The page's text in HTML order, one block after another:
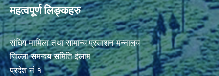
महत्वपूर्ण लिङ्कहरु
संघिय मामिला तथा सामान्य प्रसाशन मन्नालय
जिल्ला समन्वय समिति ईलाम
प्रदेश नं १